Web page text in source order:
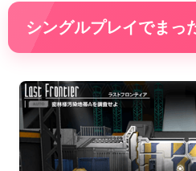
シングルプレイでまっ